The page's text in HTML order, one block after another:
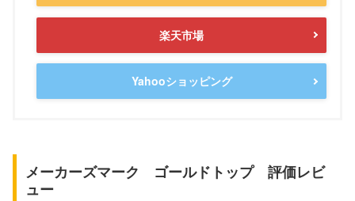
楽天市場
Yahooショッピング
メーカーズマーク ゴールドトップ 評価レビ
ュー